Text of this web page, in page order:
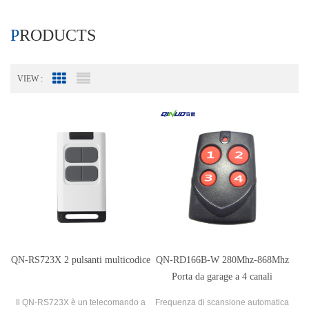
PRODUCTS
VIEW : Grid View
QN-RS723X 2 pulsanti multicodice
Il QN-RS723X è un telecomando a
QN-RD166B-W 280Mhz-868Mhz
Porta da garage a 4 canali
Frequenza di scansione automatica